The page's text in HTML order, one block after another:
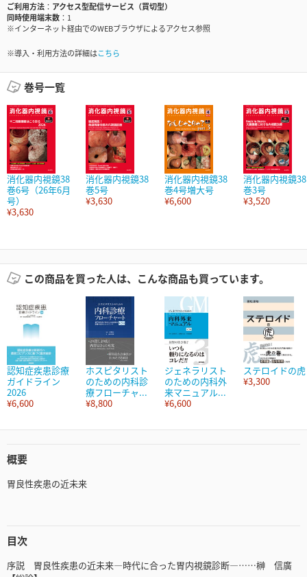
ご利用方法
アクセス型配信サービス（買切型）
同時使用端末数
1
※インターネット経由でのWEBブラウザによるアクセス参照
※導入・利用方法の詳細はこちら
巻号一覧
消化器内視鏡38
巻6号（26年6月
号）
¥3,630
消化器内視鏡38
巻5号
¥3,630
消化器内視鏡38
巻4号増大号
¥6,600
消化器内視鏡38
巻3号
¥3,520
この商品を買った人は、こんな商品も買っています。
認知症疾患診療
ガイドライン
2026
¥6,600
ホスピタリスト
のための内科診
療フローチャ...
¥8,800
ジェネラリスト
のための内科外
来マニュアル...
¥6,600
ステロイドの虎
¥3,300
概要
胃良性疾患の近未来
目次
序説 胃良性疾患の近未来―時代に合った胃内視鏡診断―……榊 信廣